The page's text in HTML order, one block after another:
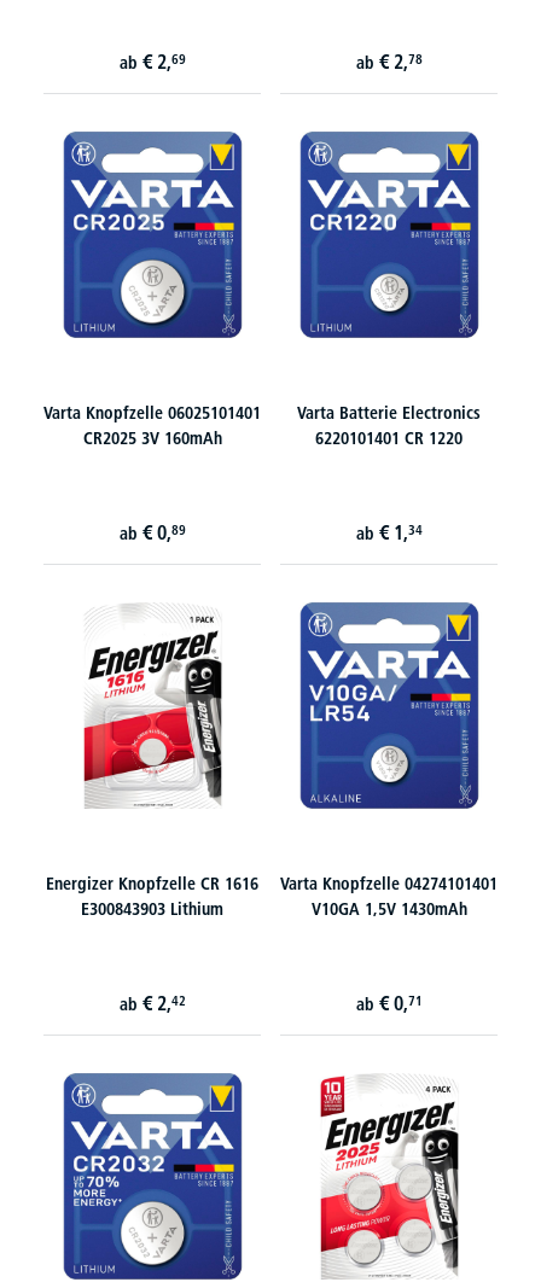
ab € 2,69 ab € 2,78
Varta Knopfzelle 06025101401
CR2025 3V 160mAh
ab € 0,89
Varta Batterie Electronics
6220101401 CR 1220
ab € 1,34
Energizer Knopfzelle CR 1616
E300843903 Lithium
ab € 2,42
Varta Knopfzelle 04274101401
V10GA 1,5V 1430mAh
ab € 0,71